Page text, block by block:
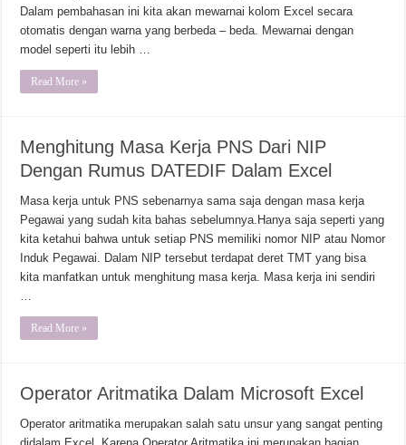
Dalam pembahasan ini kita akan mewarnai kolom Excel secara
otomatis dengan warna yang berbeda – beda. Mewarnai dengan
model seperti itu lebih …
Read More »
Menghitung Masa Kerja PNS Dari NIP
Dengan Rumus DATEDIF Dalam Excel
Masa kerja untuk PNS sebenarnya sama saja dengan masa kerja
Pegawai yang sudah kita bahas sebelumnya.Hanya saja seperti yang
kita ketahui bahwa untuk setiap PNS memiliki nomor NIP atau Nomor
Induk Pegawai. Dalam NIP tersebut terdapat deret TMT yang bisa
kita manfatkan untuk menghitung masa kerja. Masa kerja ini sendiri
…
Read More »
Operator Aritmatika Dalam Microsoft Excel
Operator aritmatika merupakan salah satu unsur yang sangat penting